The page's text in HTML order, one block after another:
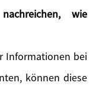
wie
Informationen bei
können diese